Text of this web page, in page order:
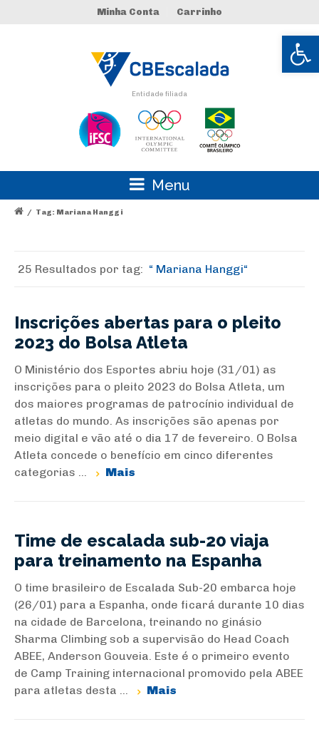
Abrir
Minha Conta Carrinho
Entidade filiada
Menu
/ Tag: Mariana Hanggi
25 Resultados por tag: Mariana Hanggi
Inscrições abertas para o pleito
2023 do Bolsa Atleta
O Ministério dos Esportes abriu hoje (31/01) as
inscrições para o pleito 2023 do Bolsa Atleta, um
dos maiores programas de patrocínio individual de
atletas do mundo. As inscrições são apenas por
meio digital e vão até o dia 17 de fevereiro. O Bolsa
Atleta concede o benefício em cinco diferentes
categorias ...
Mais
Time de escalada sub-20 viaja
para treinamento na Espanha
O time brasileiro de Escalada Sub-20 embarca hoje
(26/01) para a Espanha, onde ficará durante 10 dias
na cidade de Barcelona, treinando no ginásio
Sharma Climbing sob a supervisão do Head Coach
ABEE, Anderson Gouveia. Este é o primeiro evento
de Camp Training internacional promovido pela ABEE
para atletas desta ...
Mais